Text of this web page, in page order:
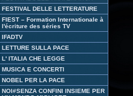
FESTIVAL DELLE LETTERATURE
FIEST – Formation Internationale à
l'écriture des séries TV
IFADTV
LETTURE SULLA PACE
L' ITALIA CHE LEGGE
MUSICA E CONCERTI
NOBEL PER LA PACE
NOI#SENZA CONFINI INSIEME PER